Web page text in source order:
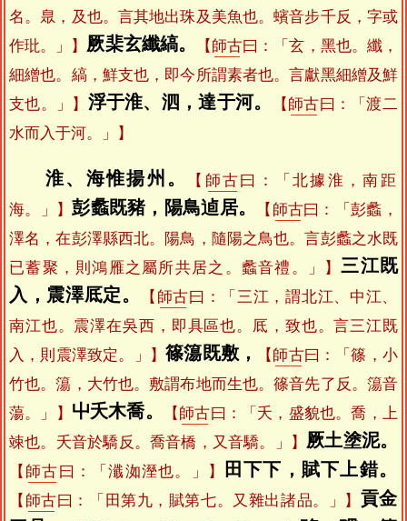
名。臮，及也。言其地出珠及美魚也。蠙音步千反，字或
作玭。」】 厥棐玄纖縞。 【 師古曰：「玄，黑也。纖，
細繒也。縞，鮮支也，即今所謂素者也。言獻黑細繒及鮮
支也。」】 浮于淮、泗，達于河。 【 師古曰：「渡二
水而入于河。」】
淮、海惟揚州。 【 師古曰：「北據淮，南距
海。」】彭蠡既豬，陽鳥逌居。 【 師古曰：「彭蠡，
澤名，在彭澤縣西北。陽鳥，隨陽之鳥也。言彭蠡之水既
已蓄聚，則鴻雁之屬所共居之。蠡音禮。」】三江既
入，震澤厎定。
【 師古曰：「三江，謂北江、中江、
南江也。震澤在吳西，即具區也。厎，致也。言三江既
入，則震澤致定。」】篠簜既敷， 【 師古曰：「篠，小
竹也。簜，大竹也。敷謂布地而生也。篠音先了反。簜音
蕩。」】 屮夭木喬。 【 師古曰：「夭，盛貌也。喬，上
竦也。夭音於驕反。喬音橋，又音驕。」】 厥土塗泥。
【 師古曰：「瀸洳溼也。」】 田下下，賦下上錯。
【 師古曰：「田第九，賦第七。又雜出諸品。」】 貢金